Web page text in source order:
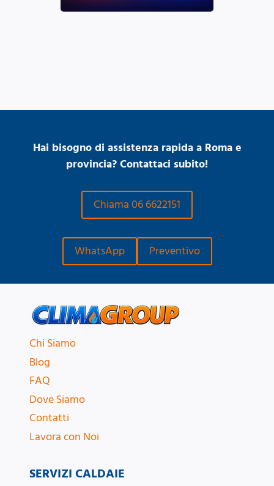
Hai bisogno di assistenza rapida a Roma e
provincia? Contattaci subito!
Chiama 06 6622151
WhatsApp Preventivo
Chi Siamo
Blog
FAQ
Dove Siamo
Contatti
Lavora con Noi
SERVIZI CALDAIE